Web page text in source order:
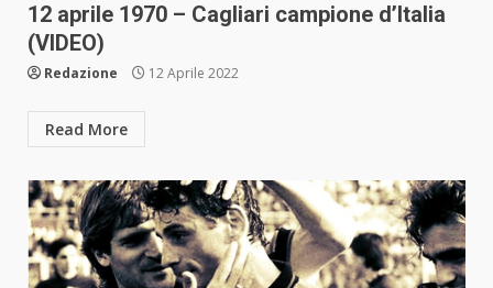
12 aprile 1970 – Cagliari campione d’Italia
(VIDEO)
Redazione 12 Aprile 2022
Read More